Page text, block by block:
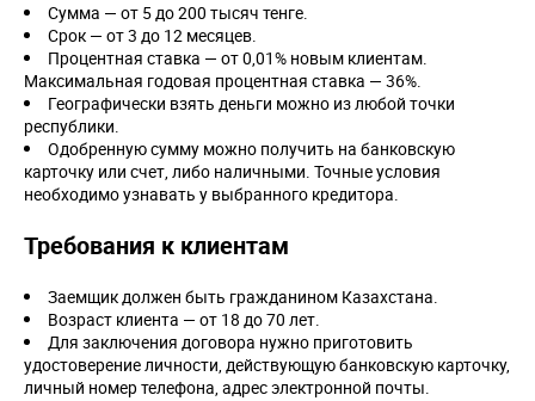
Сумма — от 5 до 200 тысяч тенге.
Срок — от 3 до 12 месяцев.
Процентная ставка — от 0,01% новым клиентам.
Максимальная годовая процентная ставка — 36%.
Географически взять деньги можно из любой точки
республики.
Одобренную сумму можно получить на банковскую
карточку или счет, либо наличными. Точные условия
необходимо узнавать у выбранного кредитора.
Требования к клиентам
Заемщик должен быть гражданином Казахстана.
Возраст клиента — от 18 до 70 лет.
Для заключения договора нужно приготовить
удостоверение личности, действующую банковскую карточку,
личный номер телефона, адрес электронной почты.